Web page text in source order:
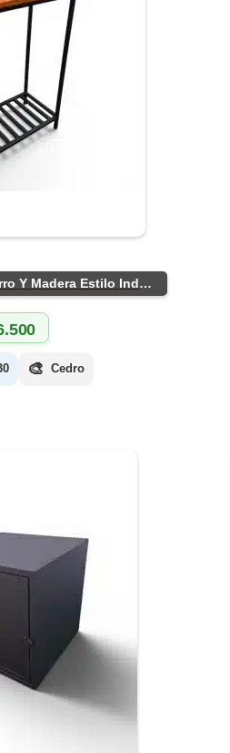
Mesa Recibidor De Hierro Y Madera Estilo Industrial
🎨 Cedro